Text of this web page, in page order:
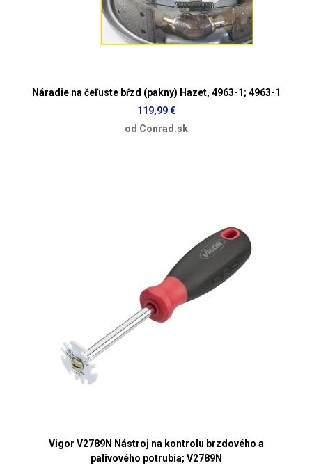
Náradie na čeľuste bŕzd (pakny) Hazet, 4963-1; 4963-1
119,99 €
od Conrad.sk
Vigor V2789N Nástroj na kontrolu brzdového a
palivového potrubia; V2789N